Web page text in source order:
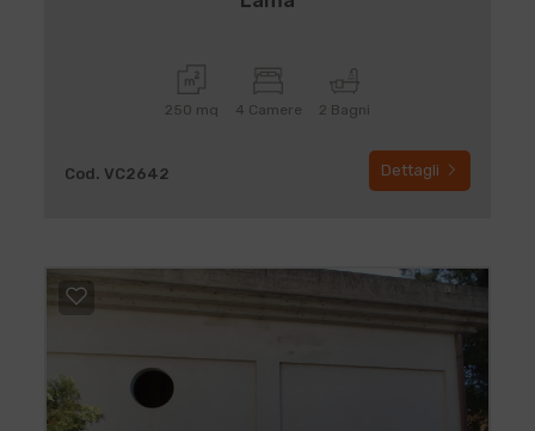
250 mq 4 Camere 2 Bagni
Cod. VC2642 Dettagli